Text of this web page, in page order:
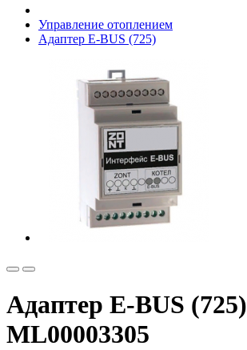
Управление отоплением
Адаптер E-BUS (725)
Адаптер E-BUS (725)
ML00003305